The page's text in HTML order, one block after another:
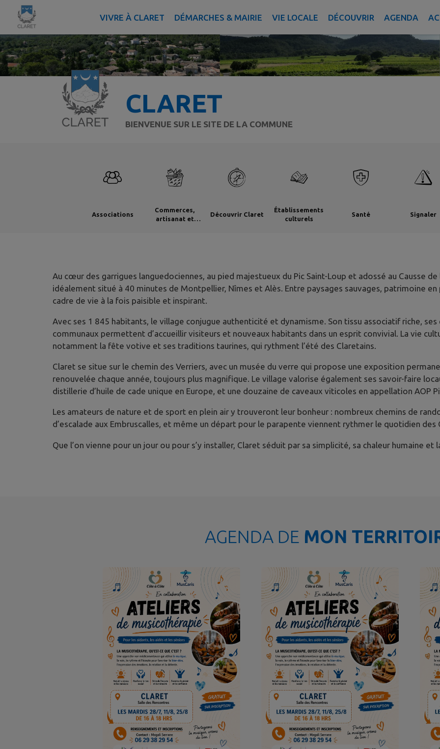
Contenu Recherche Pied de page
VIVRE À CLARET DÉMARCHES & MAIRIE VIE LOCALE DÉCOUVRIR AGENDA
CLARET
BIENVENUE SUR LE SITE DE LA COMMUNE
Associations
Commerces,
artisanat et
Découvrir Claret
Établissements
culturels
Santé Signaler
Au cœur des garrigues languedociennes, au pied majestueux du Pic Saint-Loup et adossé au Causse
idéalement situé à 40 minutes de Montpellier, Nîmes et Alès. Entre paysages sauvages, patrimoine
cadre de vie à la fois paisible et inspirant.
Avec ses 1 845 habitants, le village conjugue authenticité et dynamisme. Son tissu associatif riche,
communaux permettent d’accueillir visiteurs et nouveaux habitants dans un esprit convivial. La vie
notamment la fête votive et ses traditions taurines, qui rythment l’été des Claretains.
Claret se situe sur le chemin des Verriers, avec un musée du verre qui propose une exposition
renouvelée chaque année, toujours plus magnifique. Le village valorise également ses savoir-faire
distillerie d’huile de cade unique en Europe, et une douzaine de caveaux viticoles en appellation AOP
Les amateurs de nature et de sport en plein air y trouveront leur bonheur : nombreux chemins de
d’escalade aux Embruscalles, et même un départ pour le parapente viennent rythmer le quotidien des
Que l’on vienne pour un jour ou pour s’y installer, Claret séduit par sa simplicité, sa chaleur humaine
AGENDA DE MON